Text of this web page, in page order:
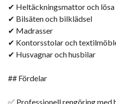
✔ Heltäckningsmattor och
✔ Bilsäten och bilklädsel
✔ Madrasser
✔ Kontorsstolar och
✔ Husvagnar och husbilar
## Fördelar
✅ Professionell rengöring med